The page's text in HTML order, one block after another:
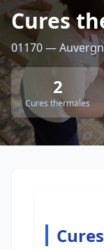
Cures
01170 —
2
Cures thermales